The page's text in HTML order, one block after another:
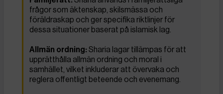
frågor som äktenskap, skilsmässa och
föräldraskap och ger specifika riktlinjer för
dessa situationer baserat på islamisk lag.
Allmän ordning: Sharia lagar tillämpas för att
upprätthålla allmän ordning och moral i
samhället, vilket inkluderar att övervaka och
reglera offentligt beteende och evenemang.